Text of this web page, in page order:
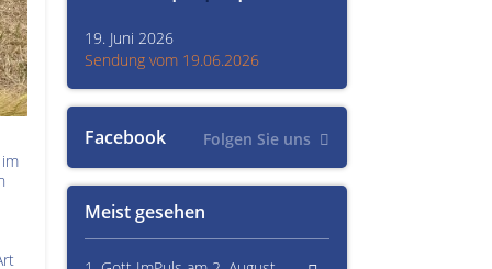
Meist gesehen
Facebook Folgen Sie uns
19. Juni 2026
Sendung vom 19.06.2026